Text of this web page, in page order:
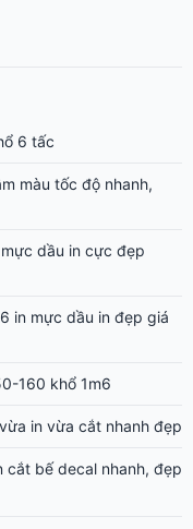
6 tấc
màu tốc độ nhanh,
mực dầu in cực đẹp
in mực dầu in đẹp giá
160 khổ 1m6
in vừa cắt nhanh đẹp
cắt bế decal nhanh, đẹp